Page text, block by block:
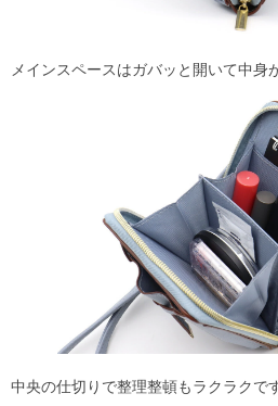
メインスペースはガバッと開いて中身
中央の仕切りで整理整頓もラクラクです